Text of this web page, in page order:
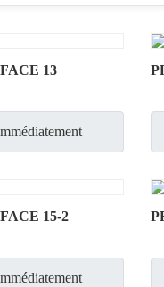
13
15-2